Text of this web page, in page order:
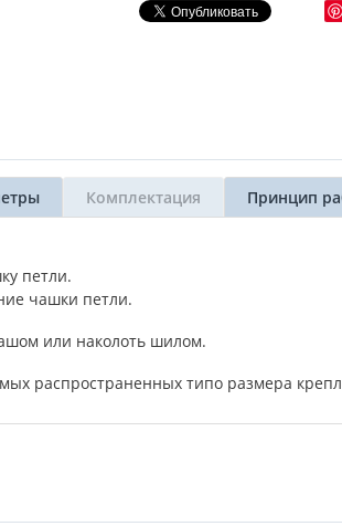
Комплектация Принцип
петли.
чашки петли.
или наколоть шилом.
распространенных типо размера